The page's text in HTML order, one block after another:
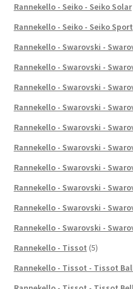
Rannekello - Seiko - Seiko Solar
Rannekello - Seiko - Seiko Sport
Rannekello - Swarovski -
Rannekello - Swarovski -
Rannekello - Swarovski -
Rannekello - Swarovski -
Rannekello - Swarovski -
Rannekello - Swarovski -
Rannekello - Swarovski -
Rannekello - Swarovski -
Rannekello - Swarovski -
Rannekello - Swarovski -
Rannekello - Tissot (5)
Rannekello - Tissot - Tissot